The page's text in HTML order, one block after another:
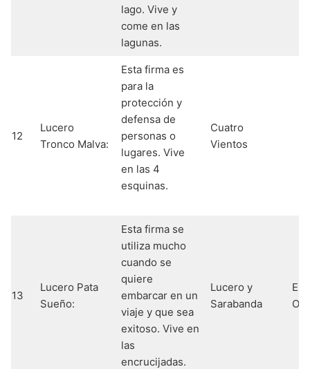
lago. Vive y
come en las
lagunas.
12
Lucero
Tronco Malva:
Esta firma es
para la
protección y
defensa de
personas o
lugares. Vive
en las 4
esquinas.
Cuatro
Vientos
13
Lucero Pata
Sueño:
Esta firma se
utiliza mucho
cuando se
quiere
embarcar en un
viaje y que sea
exitoso. Vive en
las
encrucijadas.
Lucero y
Sarabanda